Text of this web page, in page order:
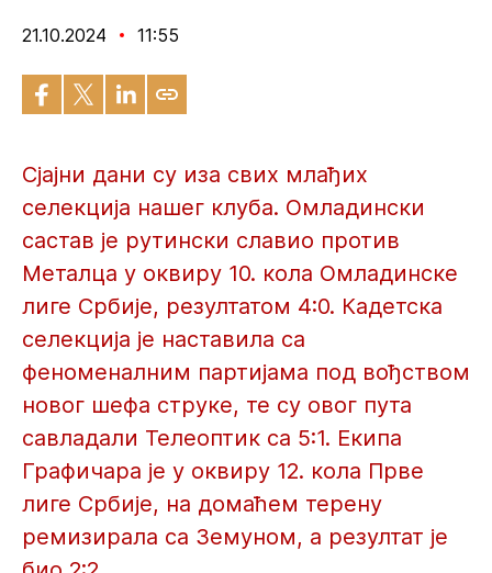
21.10.2024 11:55
Сјајни дани су иза свих млађих
селекција нашег клуба. Омладински
састав је рутински славио против
Металца у оквиру 10. кола Омладинске
лиге Србије, резултатом 4:0. Кадетска
селекција је наставила са
феноменалним партијама под вођством
новог шефа струке, те су овог пута
савладали Телеоптик са 5:1. Екипа
Графичара је у оквиру 12. кола Прве
лиге Србије, на домаћем терену
ремизирала са Земуном, а резултат је